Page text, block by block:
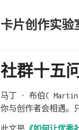
卡片创作实验
社群十五问
马丁 · 布伯( Martin
你与创作者会相遇。